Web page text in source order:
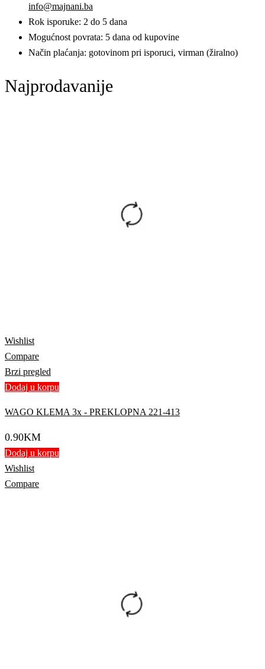
info@majnani.ba
Rok isporuke: 2 do 5 dana
Mogućnost povrata: 5 dana od kupovine
Način plaćanja: gotovinom pri isporuci, virman (žiralno)
Najprodavanije
Wishlist
Compare
Brzi pregled
Dodaj u korpu
WAGO KLEMA 3x - PREKLOPNA 221-413
0.90KM
Dodaj u korpu
Wishlist
Compare